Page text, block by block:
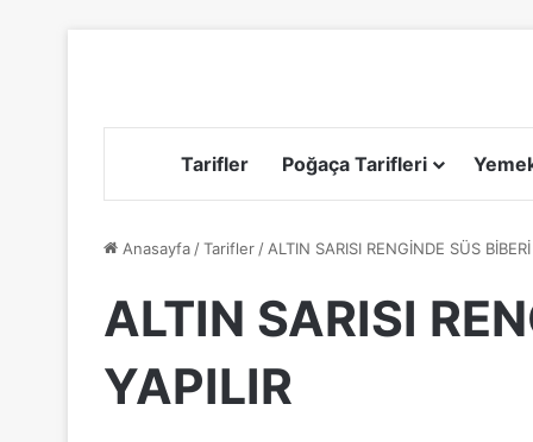
Tarifler Poğaça Tarifleri
Anasayfa /Tarifler / ALTIN SARISI RENGİNDE SÜS
ALTIN SARISI
YAPILIR